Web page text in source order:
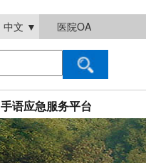
中文 ▼ 医院OA
手语应急服务平台